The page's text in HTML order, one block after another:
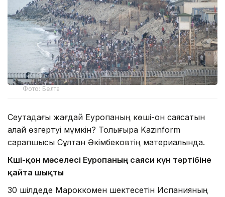
Фото: Белта
Сеутадағы жағдай Еуропаның көші-қон саясатын
қалай өзгертуі мүмкін? Толығырақ Kazinform
сарапшысы Сұлтан Әкімбековтің материалында.
Көші-қон мәселесі Еуропаның саяси күн тәртібіне
қайта шықты
30 шілдеде Мароккомен шектесетін Испанияның